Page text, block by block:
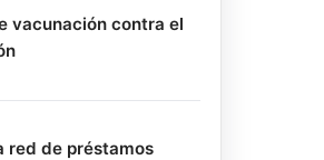
vacunación contra el
red de préstamos